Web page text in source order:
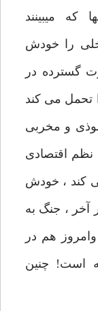
که میبینند
را خودش
گسترده در
تحمل می کند
و مخربی
اقتصادی
کند ، خودش
آخر ، جنگ به
هم در
است! چنین